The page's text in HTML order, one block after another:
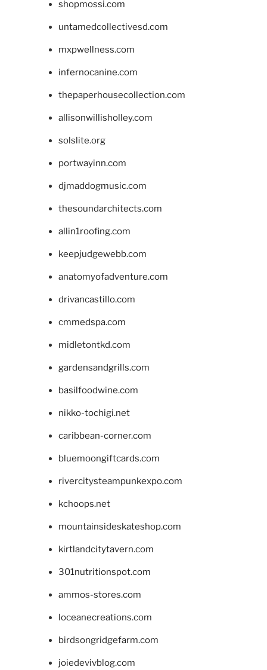
shopmossi.com
untamedcollectivesd.com
mxpwellness.com
infernocanine.com
thepaperhousecollection.com
allisonwillisholley.com
solslite.org
portwayinn.com
djmaddogmusic.com
thesoundarchitects.com
allin1roofing.com
keepjudgewebb.com
anatomyofadventure.com
drivancastillo.com
cmmedspa.com
midletontkd.com
gardensandgrills.com
basilfoodwine.com
nikko-tochigi.net
caribbean-corner.com
bluemoongiftcards.com
rivercitysteampunkexpo.com
kchoops.net
mountainsideskateshop.com
kirtlandcitytavern.com
301nutritionspot.com
ammos-stores.com
loceanecreations.com
birdsongridgefarm.com
joiedevivblog.com